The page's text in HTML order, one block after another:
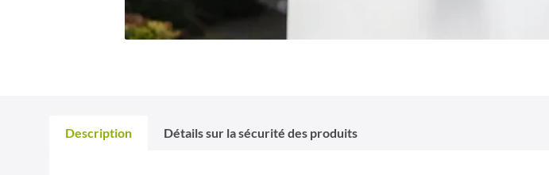
Description Détails sur la sécurité des produits